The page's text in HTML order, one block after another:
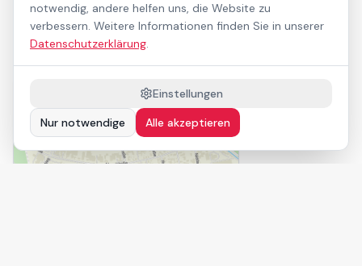
notwendig, andere helfen uns, die Website zu
verbessern. Weitere Informationen finden Sie in unserer
Datenschutzerklärung.
Einstellungen
Nur notwendige
Alle akzeptieren
2026RENTASTICS Frankfurt GmbH
Lippestraße 7, 63452 Hanau
Mo–Fr 10:00–16:00 Uhr